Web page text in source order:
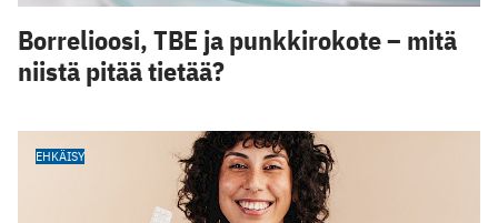
Borrelioosi, TBE ja punkkirokote – mitä
niistä pitää tietää?
EHKÄISY